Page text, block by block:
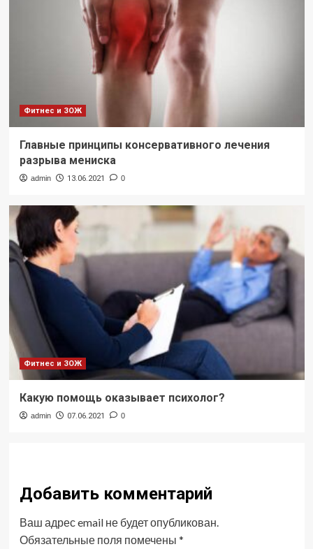
Фитнес и ЗОЖ
Главные принципы консервативного лечения
разрыва мениска
admin 13.06.2021 0
Фитнес и ЗОЖ
Какую помощь оказывает психолог?
admin 07.06.2021 0
Добавить комментарий
Ваш адрес email не будет опубликован.
Обязательные поля помечены *